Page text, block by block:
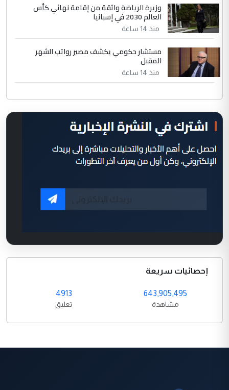
وزيرة الرياضة واثقة من إقامة نهائي كأس
العالم 2030 في إسبانيا
منذ 14 ساعة
مستشار حكومي يكشف مصير رواتب الشهر
المقبل
منذ 14 ساعة
إحصائيات سريعة
643,905,495
مشاهدة
4913
تعليق